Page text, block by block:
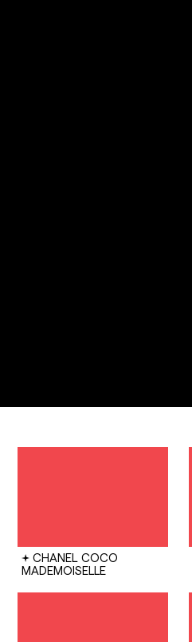
CHANEL COCO
MADEMOISELLE